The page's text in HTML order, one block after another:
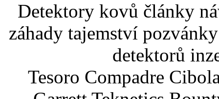
Detektory kovů články
záhady tajemství
detektorů
Tesoro Compadre